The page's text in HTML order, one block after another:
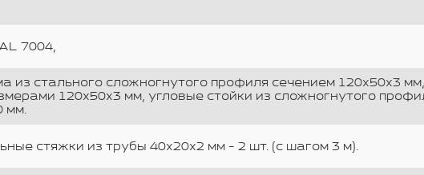
7004,
из стального сложногнутого профиля сечением 120х50х3
120х50х3 мм, угловые стойки из сложногнутого
мм.
стяжки из трубы 40х20х2 мм - 2 шт. (с шагом 3 м).